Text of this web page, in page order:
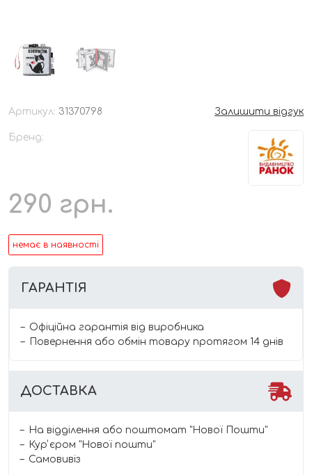
Артикул: 31370798 Залишити відгук
Бренд:
290 грн.
немає в наявності
ГАРАНТІЯ
Офіційна гарантія від виробника
Повернення або обмін товару протягом 14 днів
ДОСТАВКА
На відділення або поштомат "Нової Пошти"
Курʼєром "Нової пошти"
Самовивіз